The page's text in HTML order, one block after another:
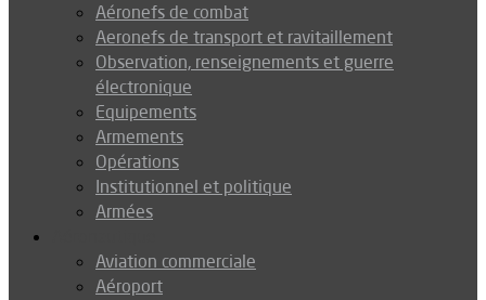
Aéronefs de combat
Aeronefs de transport et ravitaillement
Observation, renseignements et guerre
électronique
Equipements
Armements
Opérations
Institutionnel et politique
Armées
Aviation commerciale
Aéroport